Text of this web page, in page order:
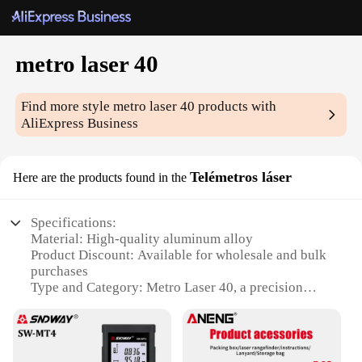
metro laser 40
Find more stylemetro laser 40 products with
AliExpress Business
Here are the products found in the Telémetros láser
Specifications:
Material: High-quality aluminum alloy
Product Discount: Available for wholesale and bulk
purchases
Type and Category: Metro Laser 40, a precision
Design and Style: Ergonomic and lightweight
design for ease of use
Usage and Purpose: Ideal for various construction